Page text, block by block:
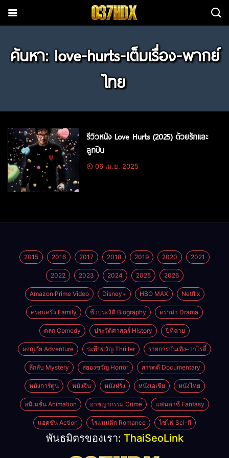
ค้นหา: love-hurts-เต็มเรื่อง-พากย์
ไทย
รีวิวหนัง Love Hurts (2025) ด้วยรักและ
ลูกปืน
06 เม.ย. 2025
2015 2016 2017 2018 2019 2020 2021
2022 2023 2024 2025 2026
Amazon Prime Video Disney+ HBO MAX Netflix
ครอบครัว Family ชีวประวัติ Biography ดราม่า Drama
ตลก Comedy ประวัติศาสตร์ History ปีที่ฉาย
ผจญภัย Adventure ระทึกขวัญ Thriller รายการบันเทิง–วาไรตี้
ลึกลับ Mystery สยองขวัญ Horror สารคดี Documentary
หนังการ์ตูน หนังจีน หนังฝรั่ง หนังเอเชีย หนังไทย
อนิเมชั่น Animation อาชญากรรม Crime แฟนตาซี Fantasy
แอคชั่น Action โรแมนติก Romance ไซไฟ Sci-fi
พันธมิตรของเรา: ThaiSeoLink